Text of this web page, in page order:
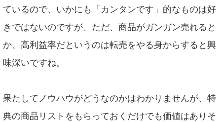
ているので、いかにも「カンタンです」的なものは好
きではないのですが、ただ、商品がガンガン売れると
か、高利益率だというのは転売をやる身からすると興
味深いですね。
果たしてノウハウがどうなのかはわかりませんが、特
典の商品リストをもらっておくだけでも価値はありそ